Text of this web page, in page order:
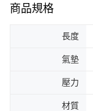
商品規格
長度
氣墊
壓力
材質